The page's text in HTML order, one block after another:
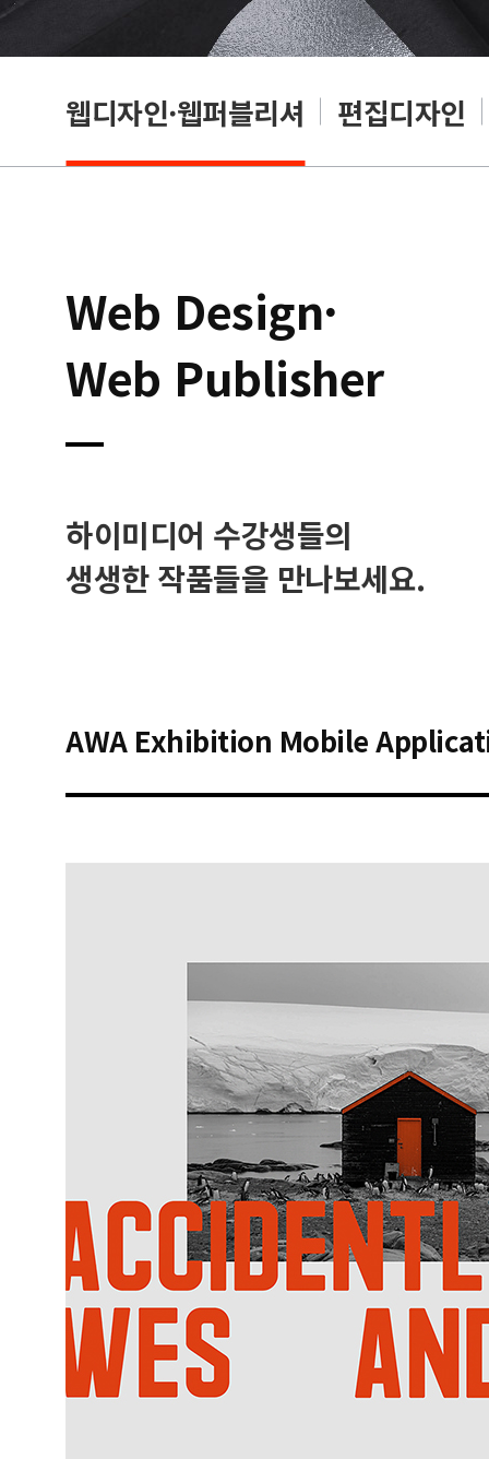
웹디자인·웹퍼블리셔 편집디자인
Web Design·
Web Publisher
하이미디어 수강생들의
생생한 작품들을 만나보세요.
AWA Exhibition Mobile